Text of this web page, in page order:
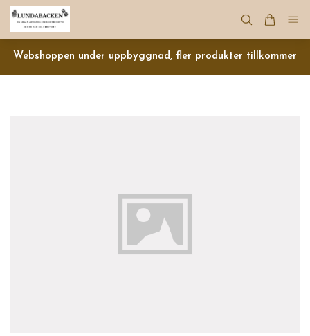
Webshoppen under uppbyggnad, fler produkter tillkommer